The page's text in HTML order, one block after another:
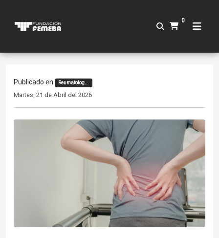
0
Publicado en Reumatolog...
Martes, 21 de Abril del 2026